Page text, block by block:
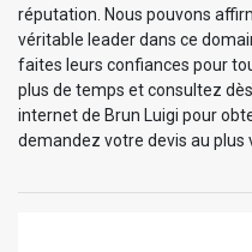
réputation. Nous pouvons
véritable leader dans ce
faites leurs confiances pour
plus de temps et consultez
internet de Brun Luigi pour
demandez votre devis au plus